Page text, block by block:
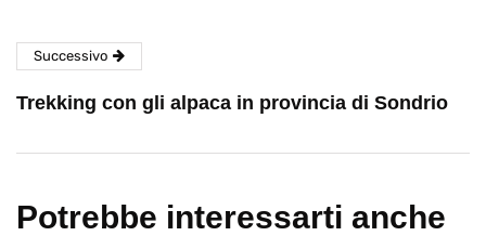
Successivo
Trekking con gli alpaca in provincia di Sondrio
Potrebbe interessarti anche